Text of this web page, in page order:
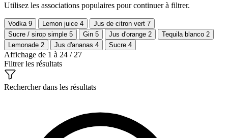
Utilisez les associations populaires pour continuer à filtrer.
Vodka 9 Lemon juice 4 Jus de citron vert 7
Sucre / sirop simple 5 Gin 5 Jus d'orange 2 Tequila blanco 2
Lemonade 2 Jus d'ananas 4 Sucre 4
Affichage de 1 à 24 / 27
Filtrer les résultats
Rechercher dans les résultats